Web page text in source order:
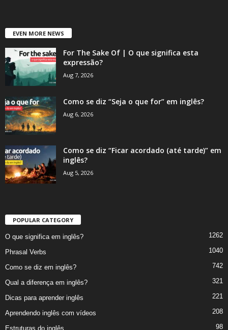
EVEN MORE NEWS
For The Sake Of | O que significa esta
expressão?
Aug 7, 2026
Como se diz “Seja o que for” em inglês?
Aug 6, 2026
Como se diz “Ficar acordado (até tarde)” em
inglês?
Aug 5, 2026
POPULAR CATEGORY
O que significa em inglês? 1262
Phrasal Verbs 1040
Como se diz em inglês? 742
Qual a diferença em inglês? 321
Dicas para aprender inglês 221
Aprendendo inglês com vídeos 208
Estruturas do inglês 98